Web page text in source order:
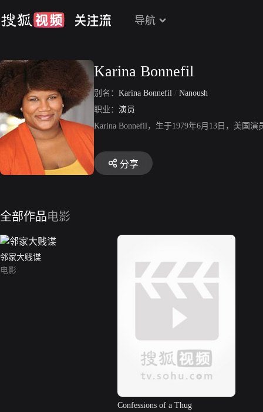
导航
Karina Bonnefil
别名： Karina Bonnefil / Nanoush
职业： 演员
Karina Bonnefil，生于1979年6月13日，美国
分享
全部作品电影
邻家大贱谍
电影
Confessions of a Thug